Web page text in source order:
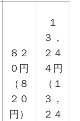
８２
０円
（８
２０
円）
１
３，
２４
４円
（１
３，
２４